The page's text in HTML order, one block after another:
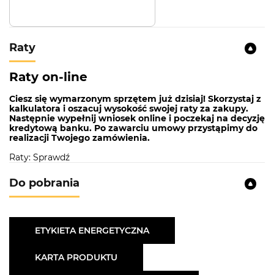
Raty
Raty on-line
Ciesz się wymarzonym sprzętem już dzisiaj! Skorzystaj z
kalkulatora i oszacuj wysokość swojej raty za zakupy.
Następnie wypełnij wniosek online i poczekaj na decyzję
kredytową banku. Po zawarciu umowy przystąpimy do
realizacji Twojego zamówienia.
Raty: Sprawdź
Do pobrania
ETYKIETA ENERGETYCZNA
KARTA PRODUKTU